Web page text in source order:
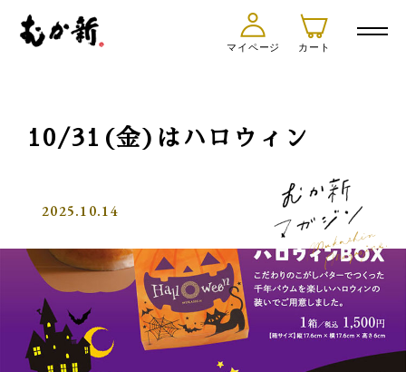
マイページ カート
10/31(金)はハロウィン
2025.10.14